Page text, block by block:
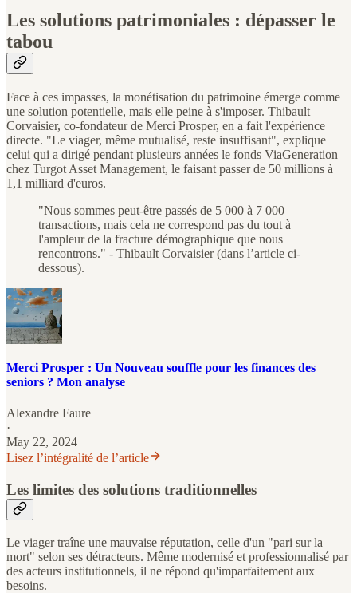
Les solutions patrimoniales : dépasser le
tabou
Face à ces impasses, la monétisation du patrimoine émerge comme
une solution potentielle, mais elle peine à s'imposer. Thibault
Corvaisier, co-fondateur de Merci Prosper, en a fait l'expérience
directe. "Le viager, même mutualisé, reste insuffisant", explique
celui qui a dirigé pendant plusieurs années le fonds ViaGeneration
chez Turgot Asset Management, le faisant passer de 50 millions à
1,1 milliard d'euros.
"Nous sommes peut-être passés de 5 000 à 7 000
transactions, mais cela ne correspond pas du tout à
l'ampleur de la fracture démographique que nous
rencontrons." - Thibault Corvaisier (dans l’article ci-
dessous).
Merci Prosper : Un Nouveau souffle pour les finances des
seniors ? Mon analyse
Alexandre Faure
·
May 22, 2024
Lisez l’intégralité de l’article
Les limites des solutions traditionnelles
Le viager traîne une mauvaise réputation, celle d'un "pari sur la
mort" selon ses détracteurs. Même modernisé et professionnalisé par
des acteurs institutionnels, il ne répond qu'imparfaitement aux
besoins.